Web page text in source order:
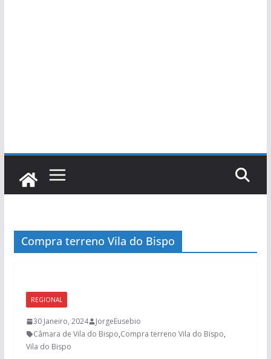
Compra terreno Vila do Bispo
REGIONAL
30 Janeiro, 2024
JorgeEusebio
Câmara de Vila do Bispo,Compra terreno Vila do Bispo,
Vila do Bispo